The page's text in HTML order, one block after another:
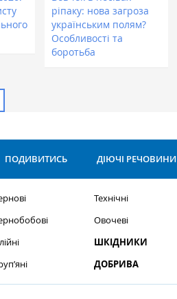
ріпаку: нова загроза
українським полям?
Особливості та
боротьба
ПОДИВИТИСЬ ДІЮЧІ РЕЧОВИНИ
Технічні
Овочеві
ШКІДНИКИ
ДОБРИВА